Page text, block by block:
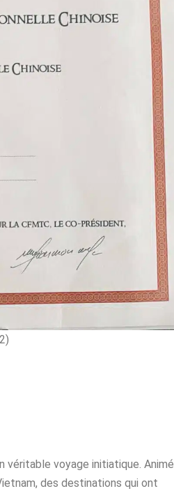
véritable voyage initiatique. Animé
des destinations qui ont